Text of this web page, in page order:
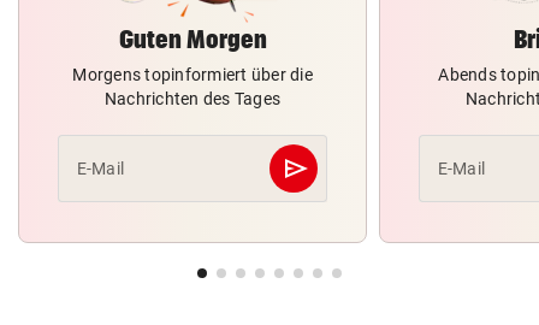
Guten Morgen
Morgens topinformiert über die
Nachrichten des Tages
E-Mail send
Abschicken
Abends
E-Mail